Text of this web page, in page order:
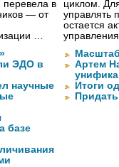
перевела в
— от
…
ЭДО в
научные
базе
циклом.
управлять
остается
Артем
Итоги